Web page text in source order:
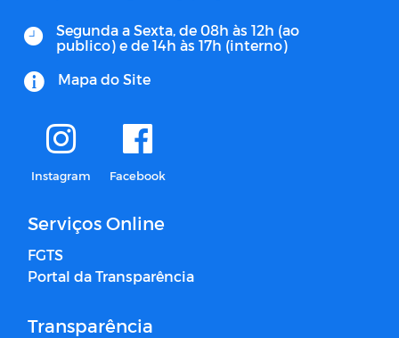
Segunda a Sexta, de 08h às 12h (ao
publico) e de 14h às 17h (interno)
Mapa do Site
Instagram Facebook
Serviços Online
FGTS
Portal da Transparência
Transparência